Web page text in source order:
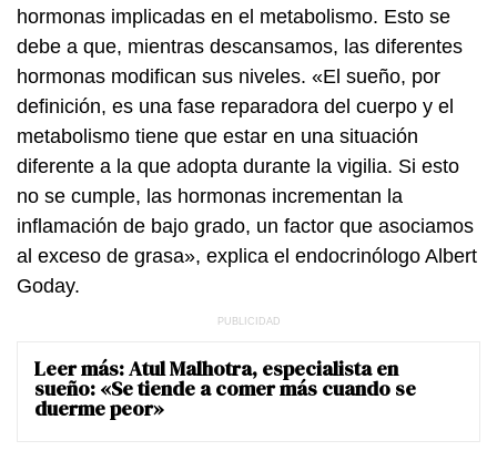
hormonas implicadas en el metabolismo. Esto se
debe a que, mientras descansamos, las diferentes
hormonas modifican sus niveles. «El sueño, por
definición, es una fase reparadora del cuerpo y el
metabolismo tiene que estar en una situación
diferente a la que adopta durante la vigilia. Si esto
no se cumple, las hormonas incrementan la
inflamación de bajo grado, un factor que asociamos
al exceso de grasa», explica el endocrinólogo Albert
Goday.
Leer más:Atul Malhotra, especialista en
sueño: «Se tiende a comer más cuando se
duerme peor»